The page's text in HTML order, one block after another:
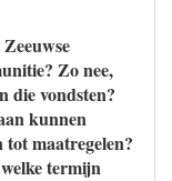
Zo nee,
die vondsten?
kunnen
maatregelen?
termijn